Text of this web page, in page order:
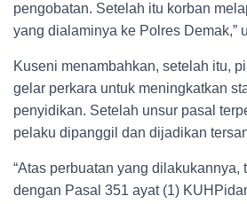
pengobatan. Setelah itu korban
yang dialaminya ke Polres Demak,”
Kuseni menambahkan, setelah itu,
gelar perkara untuk meningkatkan
penyidikan. Setelah unsur pasal
pelaku dipanggil dan dijadikan
“Atas perbuatan yang dilakukannya,
dengan Pasal 351 ayat (1)